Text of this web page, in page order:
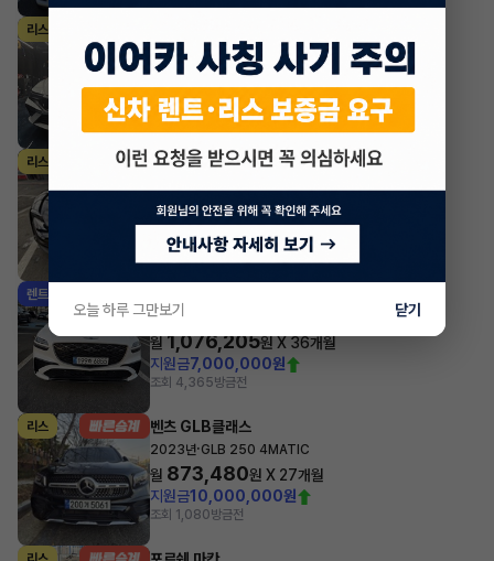
리스
2024년 스마트스트림 가솔린 1.6 인스퍼레이션
월 450,100원 X 23개월
조회 6,554 방금전
리스 포르쉐 타이칸
월1,933,380원 X24개월
조회 3,926 방금전
렌트
2025년
월 1,076,205원 X 36개월
지원금7,000,000원
조회 4,365방금전
리스 벤츠 GLB클래스
2023년·GLB 250 4MATIC
월 873,480원 X 27개월
지원금10,000,000원
조회 1,080방금전
오늘 하루 그만보기 닫기